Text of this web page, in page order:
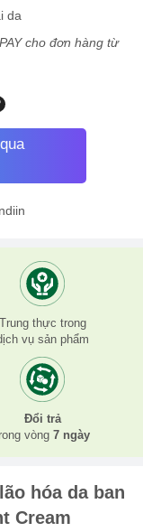
da
cho đơn hàng từ
Trung thực trong
vụ sản phẩm
Đổi trả
vòng 7 ngày
hóa da ban
Cream